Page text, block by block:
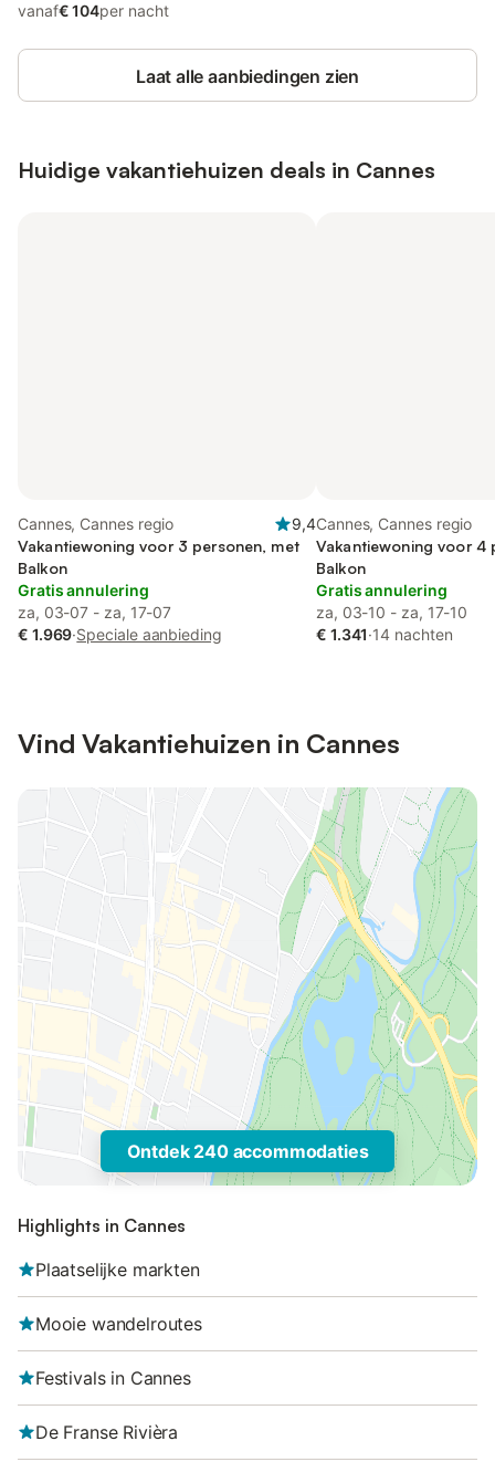
vanaf€ 104per nacht
Laat alle aanbiedingen zien
Huidige vakantiehuizen deals in Cannes
Cannes, Cannes regio
9,4
Vakantiewoning voor 3 personen, met
Balkon
Gratis annulering
za, 03-07 - za, 17-07
€ 1.969·Speciale aanbieding
Cannes, Cannes regio
Vakantiewoning voor 4
Balkon
Gratis annulering
za, 03-10 - za, 17-10
€ 1.341·14 nachten
Vind Vakantiehuizen in Cannes
Ontdek 240 accommodaties
Highlights in Cannes
Plaatselijke markten
Mooie wandelroutes
Festivals in Cannes
De Franse Rivièra